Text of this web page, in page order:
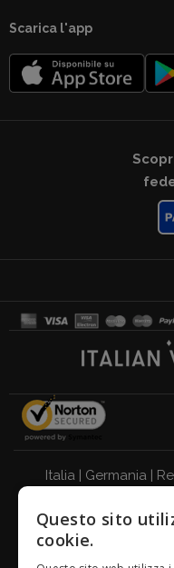
Scarica l'app
Italia| Germania|
Giordano Vini
Questo sito
cookie.